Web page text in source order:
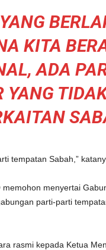
KITA
ADA
YANG
tempatan Sabah,”
menyertai
parti-parti
rasmi kepada Ketua